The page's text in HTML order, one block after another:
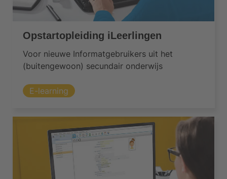
Opstartopleiding iLeerlingen
Voor nieuwe Informatgebruikers uit het
(buitengewoon) secundair onderwijs
E-learning